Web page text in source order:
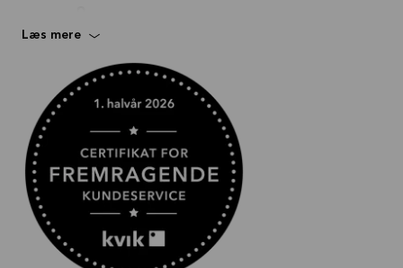
EGÅ
KOM OG OPLEV EN HELT NY KVIK KØKKEN BUTIK
MED LÆKRE DETALJER
Læs mere